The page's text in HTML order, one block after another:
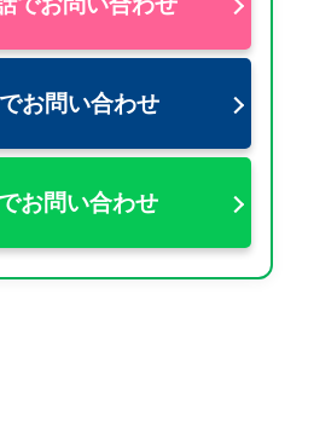
お問い合わせ
お問い合わせ